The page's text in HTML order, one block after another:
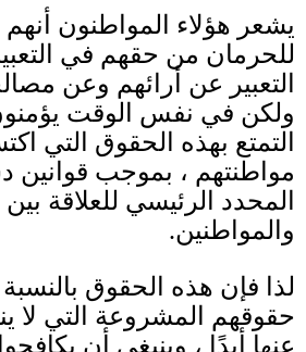
يشعر هؤلاء المواطنون
للحرمان من حقهم في
التعبير عن أرائهم وعن
ولكن في نفس الوقت
التمتع بهذه الحقوق التي
مواطنتهم ، بموجب قوانين
المحدد الرئيسي للعلاقة بين
والمواطنين.
لذا فإن هذه الحقوق
حقوقهم المشروعة التي لا
عنها أبدًا ، وينبغي أن